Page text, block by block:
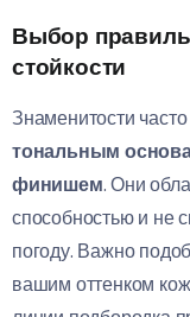
Выбор
стойкости
Знаменитости
тональным
финишем. Они
способностью и не
погоду. Важно
вашим оттенком